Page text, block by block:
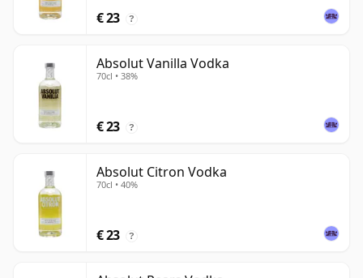
€ 23 ?
Absolut Vanilla Vodka
70cl • 38%
€ 23 ?
Absolut Citron Vodka
70cl • 40%
€ 23 ?